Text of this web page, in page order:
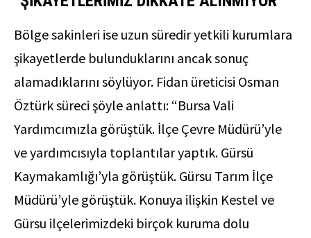
Bölge sakinleri ise uzun süredir yetkili kurumlara
şikayetlerde bulunduklarını ancak sonuç
alamadıklarını söylüyor. Fidan üreticisi Osman
Öztürk süreci şöyle anlattı: “Bursa Vali
Yardımcımızla görüştük. İlçe Çevre Müdürü’yle
ve yardımcısıyla toplantılar yaptık. Gürsü
Kaymakamlığı’yla görüştük. Gürsu Tarım İlçe
Müdürü’yle görüştük. Konuya ilişkin Kestel ve
Gürsu ilçelerimizdeki birçok kuruma dolu